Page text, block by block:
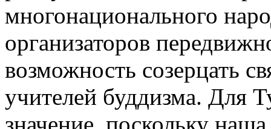
многонационального
организаторов
возможность созерцать
учителей буддизма. Для